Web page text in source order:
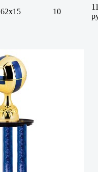
62x15 10